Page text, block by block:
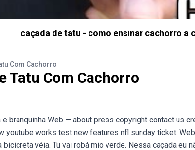
caçada de tatu - como ensinar cachorro a
Com Cachorro
Tatu Com Cachorro
e branquinha Web — about press copyright contact us
youtube works test new features nfl sunday ticket.
bicicreta véia. Tu vai robá mio verde. Nessa caçada eu